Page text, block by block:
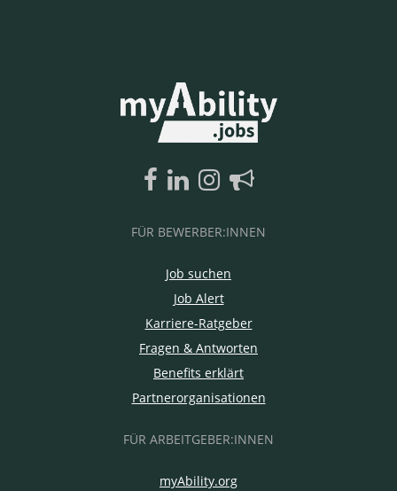
FÜR BEWERBER:INNEN
Job suchen
Job Alert
Karriere-Ratgeber
Fragen & Antworten
Benefits erklärt
Partnerorganisationen
FÜR ARBEITGEBER:INNEN
myAbility.org